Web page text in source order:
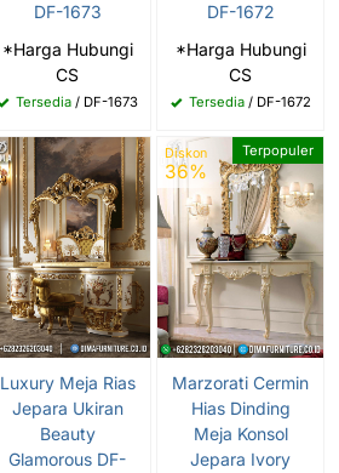
DF-1673
*Harga Hubungi
CS
Tersedia/ DF-1673
DF-1672
*Harga Hubungi
CS
Tersedia/ DF-1672
Luxury Meja Rias
Jepara Ukiran
Beauty
Glamorous DF-
Terpopuler
Diskon
36%
Marzorati Cermin
Hias Dinding
Meja Konsol
Jepara Ivory